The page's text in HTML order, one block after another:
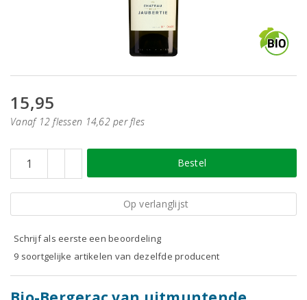
15,95
Vanaf 12 flessen 14,62 per fles
Bestel
Op verlanglijst
Schrijf als eerste een beoordeling
9 soortgelijke artikelen van dezelfde producent